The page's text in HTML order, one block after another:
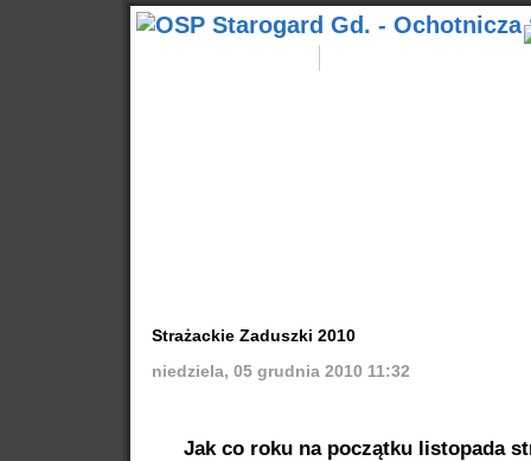
Strażackie Zaduszki 2010
niedziela, 05 grudnia 2010 11:32
Jak co roku na początku listopada